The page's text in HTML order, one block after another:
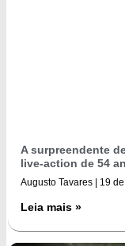
A surpreendente
live-action de 54
Augusto Tavares 19
Leia mais »